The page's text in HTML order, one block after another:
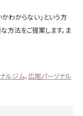
わからない」という方
方法をご提案します。ま
ルジム、 広尾パーソナル